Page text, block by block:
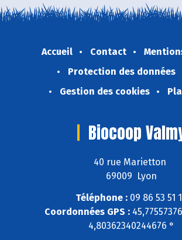
Accueil Contact
Protection des données
Gestion des cookies
Biocoop
40 rue Marietton
69009 Lyon
Téléphone : 09 86 53 51
Coordonnées GPS :
4,80362340244676 °